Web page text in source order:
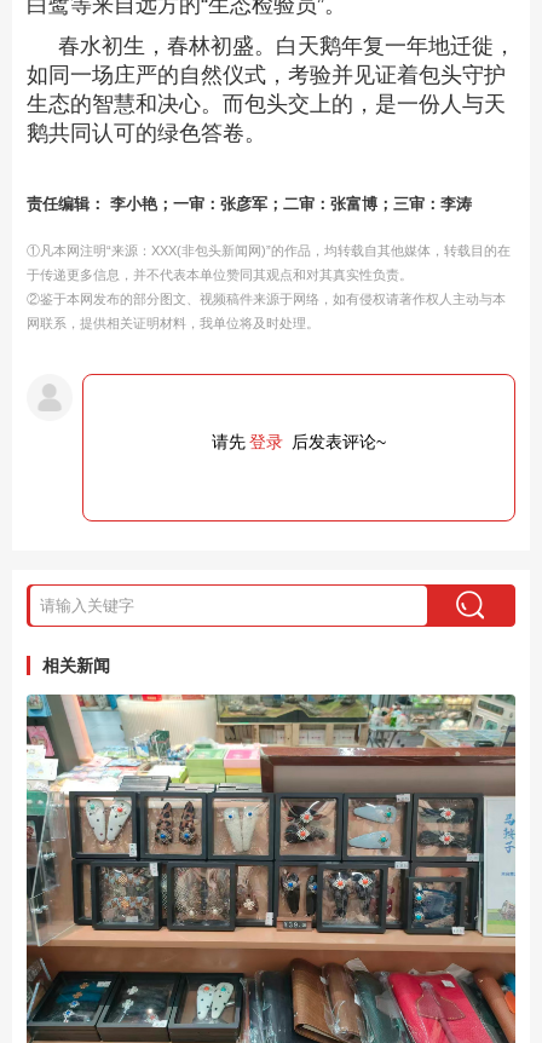
白鹭等来自远方的“生态检验员”。
春水初生，春林初盛。白天鹅年复一年地迁徙，
如同一场庄严的自然仪式，考验并见证着包头守护
生态的智慧和决心。而包头交上的，是一份人与天
鹅共同认可的绿色答卷。
责任编辑： 李小艳；一审：张彦军；二审：张富博；三审：李涛
①凡本网注明“来源：XXX(非包头新闻网)”的作品，均转载自其他媒体，转载目的在
于传递更多信息，并不代表本单位赞同其观点和对其真实性负责。
②鉴于本网发布的部分图文、视频稿件来源于网络，如有侵权请著作权人主动与本
网联系，提供相关证明材料，我单位将及时处理。
请先登录 后发表评论~
相关新闻